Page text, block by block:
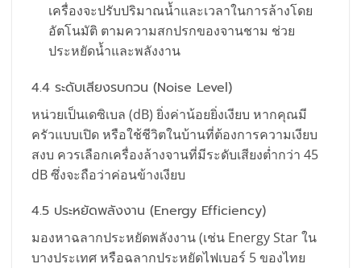
เครื่องจะปรับปริมาณน้ำและเวลาในการล้างโดย
อัตโนมัติ ตามความสกปรกของจานชาม ช่วย
ประหยัดน้ำและพลังงาน
4.4 ระดับเสียงรบกวน (Noise Level)
หน่วยเป็นเดซิเบล (dB) ยิ่งค่าน้อยยิ่งเงียบ หากคุณมี
ครัวแบบเปิด หรือใช้ชีวิตในบ้านที่ต้องการความเงียบ
สงบ ควรเลือกเครื่องล้างจานที่มีระดับเสียงต่ำกว่า 45
dB ซึ่งจะถือว่าค่อนข้างเงียบ
4.5 ประหยัดพลังงาน (Energy Efficiency)
มองหาฉลากประหยัดพลังงาน (เช่น Energy Star ใน
บางประเทศ หรือฉลากประหยัดไฟเบอร์ 5 ของไทย